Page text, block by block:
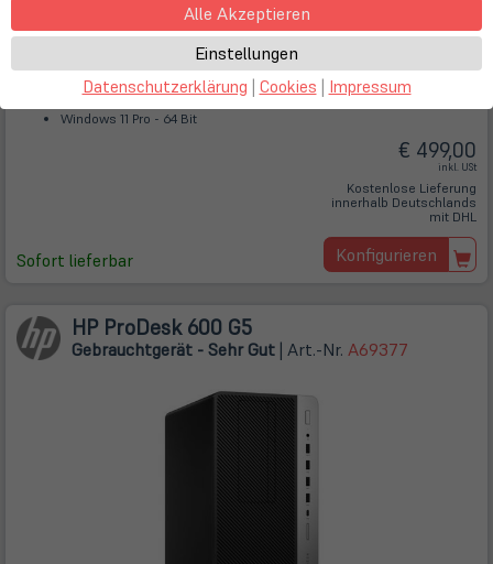
AMD Ryzen 5 Pro 5650G (6x 3,4 GHz)
16 GB DDR4 (2x 8 GB)
512GB
Windows 11 Pro - 64 Bit
Sofort lieferbar
€ 499,00
inkl. USt
Kostenlose Lieferung
innerhalb Deutschlands
mit DHL
Konfigurieren
HP ProDesk 600 G5
Gebrauchtgerät - Sehr Gut | Art.-Nr. A69377
Alle Akzeptieren
Einstellungen
Datenschutzerklärung | Cookies | Impressum